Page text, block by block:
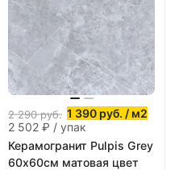
2 290руб. 1 390 руб. / м2
2 502 ₽ / упак
Керамогранит Pulpis Grey
60х60см матовая цвет